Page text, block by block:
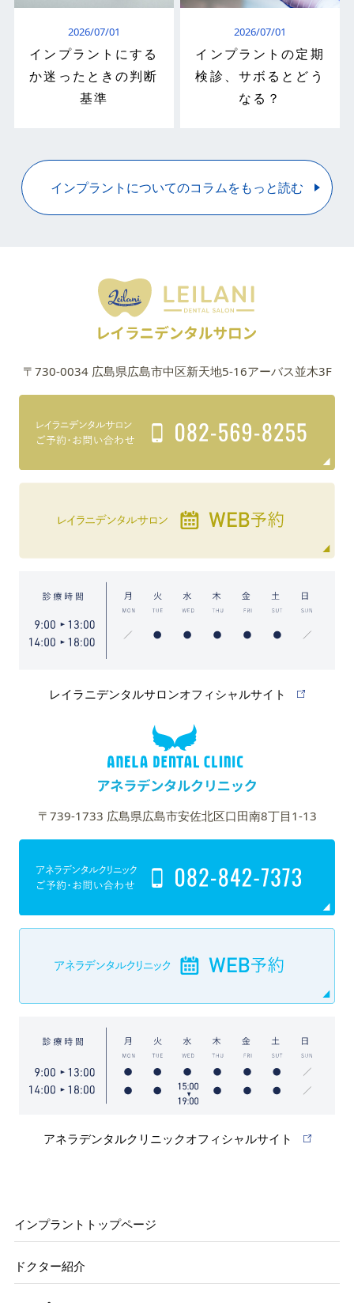
2026/07/01
インプラントにする
か迷ったときの判断
基準
2026/07/01
インプラントの定期
検診、サボるとどう
なる？
インプラントについてのコラムをもっと読む
〒730-0034 広島県広島市中区新天地5-16アーバス並木3F
レイラニデンタルサロンオフィシャルサイト
〒739-1733 広島県広島市安佐北区口田南8丁目1-13
アネラデンタルクリニックオフィシャルサイト
インプラントトップページ
ドクター紹介